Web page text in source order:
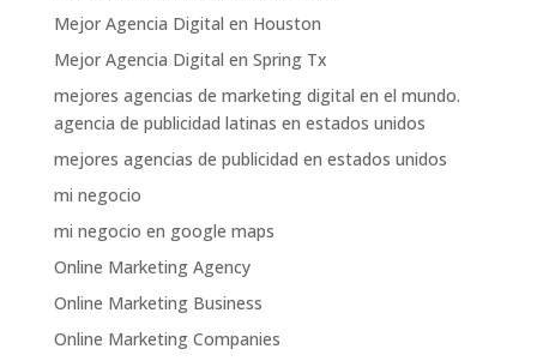
Mejor Agencia Digital en Houston
Mejor Agencia Digital en Spring Tx
mejores agencias de marketing digital en el mundo.
agencia de publicidad latinas en estados unidos
mejores agencias de publicidad en estados unidos
mi negocio
mi negocio en google maps
Online Marketing Agency
Online Marketing Business
Online Marketing Companies